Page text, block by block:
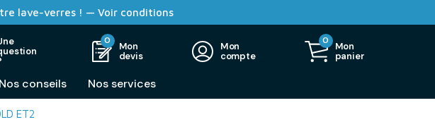
lave-verres ! — Voir conditions
Mon
devis
0
Mon
compte
0
Mon
panier
Nos conseils Nos services
ET2